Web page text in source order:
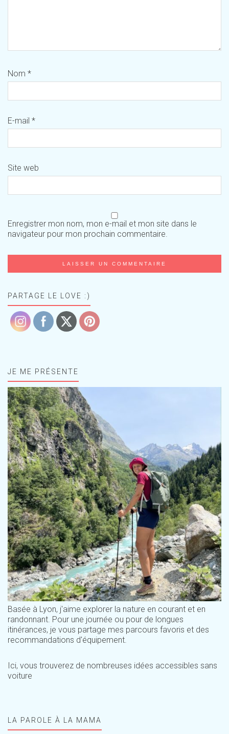
Nom *
E-mail *
Site web
Enregistrer mon nom, mon e-mail et mon site dans le
navigateur pour mon prochain commentaire.
PARTAGE LE LOVE :)
JE ME PRÉSENTE
Basée à Lyon, j'aime explorer la nature en courant et en
randonnant. Pour une journée ou pour de longues
itinérances, je vous partage mes parcours favoris et des
recommandations d'équipement.
Ici, vous trouverez de nombreuses idées accessibles sans
voiture
LA PAROLE À LA MAMA